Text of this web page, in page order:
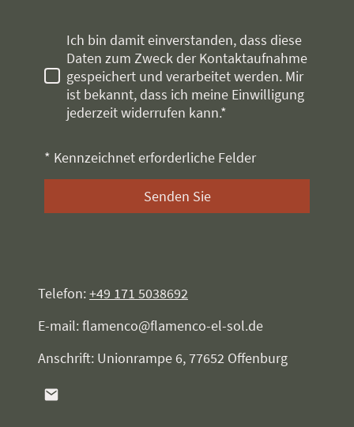
Ich bin damit einverstanden, dass diese
Daten zum Zweck der Kontaktaufnahme
gespeichert und verarbeitet werden. Mir
ist bekannt, dass ich meine Einwilligung
jederzeit widerrufen kann.*
* Kennzeichnet erforderliche Felder
Senden Sie
Telefon:+49 171 5038692
E-mail: flamenco@flamenco-el-sol.de
Anschrift: Unionrampe 6, 77652 Offenburg